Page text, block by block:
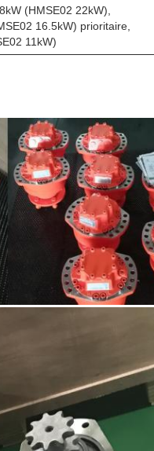
(HMSE02 22kW),
16.5kW) prioritaire,
11kW)